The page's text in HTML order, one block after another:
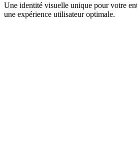
Une identité visuelle unique pour votre
une expérience utilisateur optimale.